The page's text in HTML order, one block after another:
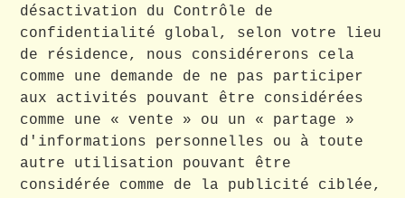
désactivation du Contrôle de
confidentialité global, selon votre lieu
de résidence, nous considérerons cela
comme une demande de ne pas participer
aux activités pouvant être considérées
comme une « vente » ou un « partage »
d'informations personnelles ou à toute
autre utilisation pouvant être
considérée comme de la publicité ciblée,